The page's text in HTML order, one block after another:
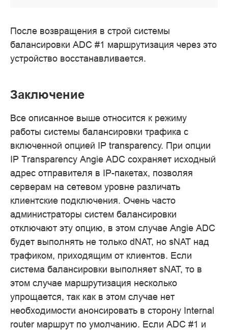
После возвращения в строй системы
балансировки ADC #1 маршрутизация через это
устройство восстанавливается.
Заключение
Все описанное выше относится к режиму
работы системы балансировки трафика с
включенной опцией IP transparency. При опции
IP Transparency Angie ADC сохраняет исходный
адрес отправителя в IP-пакетах, позволяя
серверам на сетевом уровне различать
клиентские подключения. Очень часто
администраторы систем балансировки
отключают эту опцию, в этом случае Angie ADC
будет выполнять не только dNAT, но sNAT над
трафиком, приходящим от клиентов. Если
система балансировки выполняет sNAT, то в
этом случае маршрутизация несколько
упрощается, так как в этом случае нет
необходимости анонсировать в сторону Internal
router маршрут по умолчанию. Если ADC #1 и